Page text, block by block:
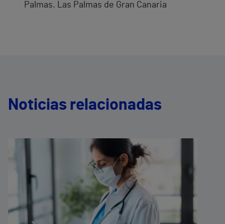
Palmas. Las Palmas de Gran Canaria
Noticias relacionadas